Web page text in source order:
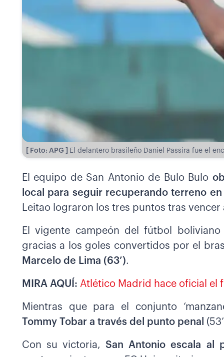
[ Foto: APG ] El delantero brasileño Daniel Passira fue el
El equipo de San Antonio de Bulo Bulo
local para seguir recuperando terreno
Leitao lograron los tres puntos tras vencer
El vigente campeón del fútbol
gracias a los goles convertidos por el
Marcelo de Lima (63’).
MIRA AQUÍ: Atlético Madrid hace oficial el
Mientras que para el conjunto
Tommy Tobar a través del punto penal
Con su victoria,San Antonio escala al